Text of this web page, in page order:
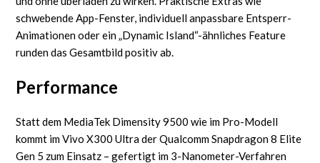
schwebende App-Fenster, individuell anpassbare Entsperr-
Animationen oder ein „Dynamic Island“-ähnliches Feature
runden das Gesamtbild positiv ab.
Performance
Statt dem MediaTek Dimensity 9500 wie im Pro-Modell
kommt im Vivo X300 Ultra der Qualcomm Snapdragon 8 Elite
Gen 5 zum Einsatz – gefertigt im 3-Nanometer-Verfahren